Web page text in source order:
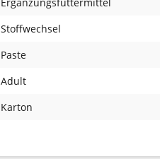
Stoffwechsel
Paste
Adult
Karton